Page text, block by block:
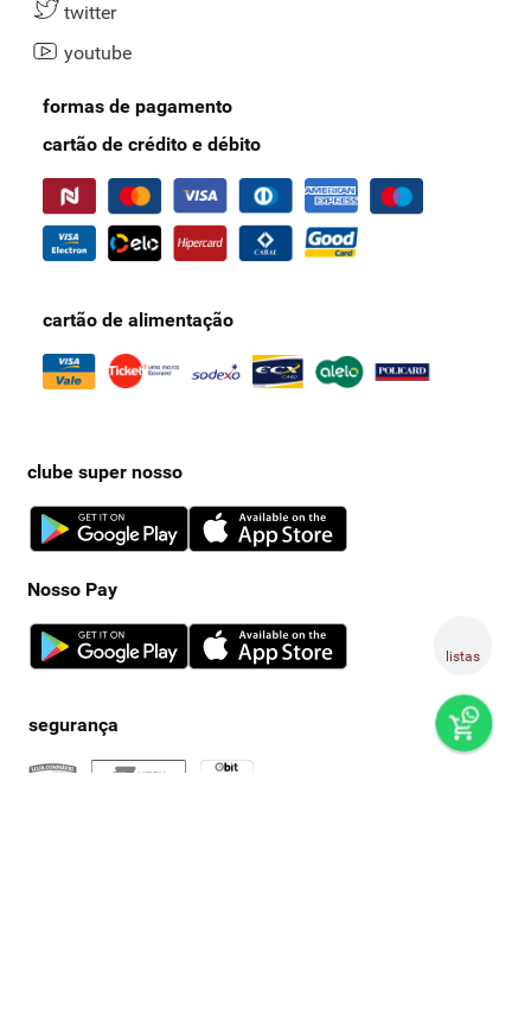
listas
twitter
youtube
formas de pagamento
cartão de crédito e débito
cartão de alimentação
clube super nosso
Nosso Pay